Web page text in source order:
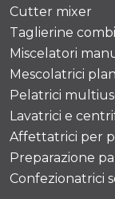
Cutter mixer
Taglierine
Miscelatori
Mescolatrici
Pelatrici
Lavatrici e
Affettatrici per
Preparazione
Confezionatrici